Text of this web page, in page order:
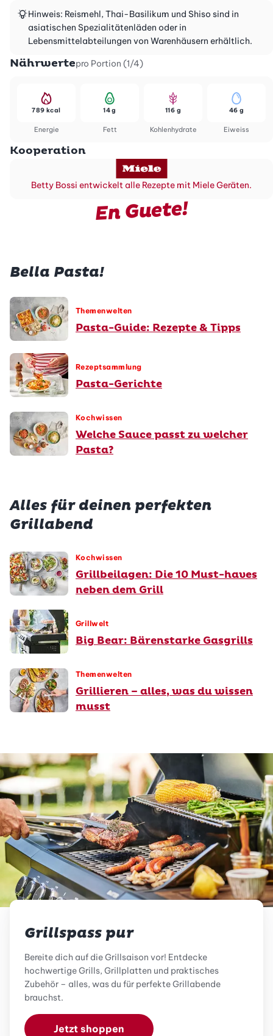
Hinweis: Reismehl, Thai-Basilikum und Shiso sind in
asiatischen Spezialitätenläden oder in
Lebensmittelabteilungen von Warenhäusern erhältlich.
Nährwertepro Portion (1/4)
Energie
789 kcal
Fett
14 g
Kohlenhydrate
116 g
Eiweiss
46 g
Kooperation
Betty Bossi entwickelt alle Rezepte mit Miele Geräten.
En Guete!
Bella Pasta!
Themenwelten
Pasta-Guide: Rezepte & Tipps
Rezeptsammlung
Pasta-Gerichte
Kochwissen
Welche Sauce passt zu welcher
Pasta?
Alles für deinen perfekten
Grillabend
Kochwissen
Grillbeilagen: Die 10 Must-haves
neben dem Grill
Grillwelt
Big Bear: Bärenstarke Gasgrills
Themenwelten
Grillieren – alles, was du wissen
musst
Grillspass pur
Bereite dich auf die Grillsaison vor! Entdecke
hochwertige Grills, Grillplatten und praktisches
Zubehör – alles, was du für perfekte Grillabende
brauchst.
Jetzt shoppen